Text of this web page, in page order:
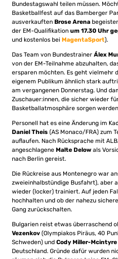
Bundestagswahl teilen müssen.
Basketballfest auf das Bamberger
ausverkauften Brose Arena
der EM-Qualifikation um 17.30 Uhr
und kostenlos bei MagentaSport).
Das Team von Bundestrainer Álex
von der EM-Teilnahme abzuhalten,
ersparen möchten. Es geht vielmehr
eigenem Publikum ähnlich stark
am vergangenen Donnerstag. Und
Zuschauer:innen, die sicher wieder
Basketballatmosphäre sorgen
Personell hat es eine Änderung im
Daniel Theis (AS Monaco/FRA) zum
auflaufen. Nach Rücksprache mit
angeschlagene Malte Delow als
nach Berlin gereist.
Die Rückreise aus Montenegro war
zweieinhalbstündige Busfahrt), aber
wieder (locker) trainiert. Auf jeden
hochhalten und ob der nahezu
Gang zurückschalten.
Bulgarien reist etwas überraschend
Vezenkov (Olympiakos Piräus, 40
Schweden) und Cody Miller-Mcintyre
Deutschland. Gründe dafür wurden